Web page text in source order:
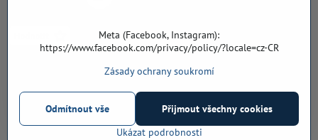
©2026CopyrightPředvolby soukromíZásady ochrany soukromí
Meta (Facebook, Instagram):
https://www.facebook.com/privacy/policy/?locale=cz-CR
Zásady ochrany soukromí
Ukázat podrobnosti
Přijmout všechny cookies
Odmítnout vše